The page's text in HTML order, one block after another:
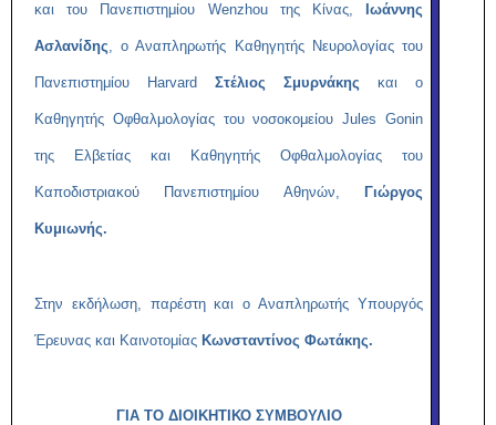
και του Πανεπιστημίου Wenzhou της Κίνας, Ιωάννης
Ασλανίδης, ο Αναπληρωτής Καθηγητής Νευρολογίας του
Πανεπιστημίου Harvard Στέλιος Σμυρνάκης και ο
Καθηγητής Οφθαλμολογίας του νοσοκομείου Jules Gonin
της Ελβετίας και Καθηγητής Οφθαλμολογίας του
Καποδιστριακού Πανεπιστημίου Αθηνών, Γιώργος
Κυμιωνής.
Στην εκδήλωση, παρέστη και ο Αναπληρωτής Υπουργός
Έρευνας και Καινοτομίας Κωνσταντίνος Φωτάκης.
ΓΙΑ ΤΟ ΔΙΟΙΚΗΤΙΚΟ ΣΥΜΒΟΥΛΙΟ